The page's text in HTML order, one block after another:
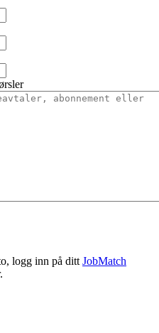
logg inn på dittJobMatch